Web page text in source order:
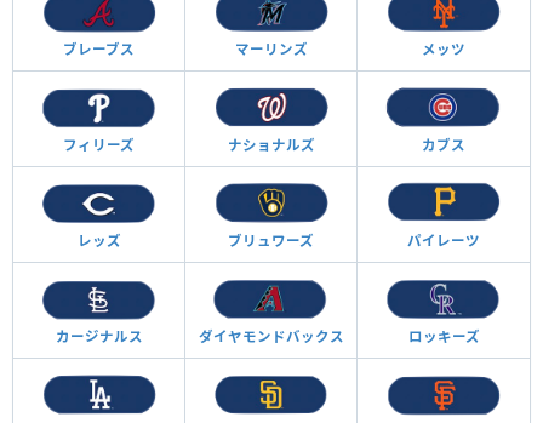
ブレーブス マーリンズ メッツ
フィリーズ ナショナルズ カブス
レッズ ブリュワーズ パイレーツ
カージナルス ダイヤモンドバックス ロッキーズ